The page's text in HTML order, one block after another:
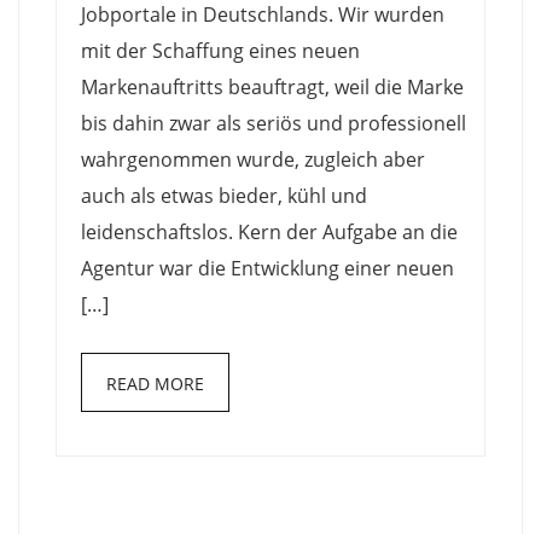
Jobportale in Deutschlands. Wir wurden
mit der Schaffung eines neuen
Markenauftritts beauftragt, weil die Marke
bis dahin zwar als seriös und professionell
wahrgenommen wurde, zugleich aber
auch als etwas bieder, kühl und
leidenschaftslos. Kern der Aufgabe an die
Agentur war die Entwicklung einer neuen
[…]
READ MORE